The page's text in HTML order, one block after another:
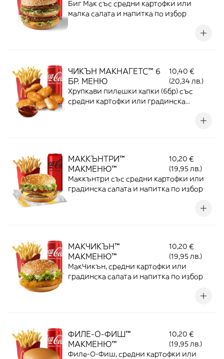
Биг Мак със средни картофки или
малка салата и напитка по избор
ЧИКЪН МАКНАГЕТС™ 6
БР. МЕНЮ
10,40 €
(20,34 лв.)
Хрупкави пилешки хапки (6бр) със
средни картофки или градинска
МАККЪНТРИ™
МАКМЕНЮ™
10,20 €
(19,95 лв.)
Маккънтри със средни картофки или
градинска салата и напитка по избор
МАКЧИКЪН™
МАКМЕНЮ™
10,20 €
(19,95 лв.)
МакЧикън, средни картофки или
градинска салата и напитка по избор
ФИЛЕ-О-ФИШ™
МАКМЕНЮ™
10,20 €
(19,95 лв.)
Филе-О-Фиш, средни картофки или